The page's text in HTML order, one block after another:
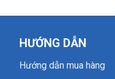
HƯỚNG DẪN
Hướng dẫn mua hàng